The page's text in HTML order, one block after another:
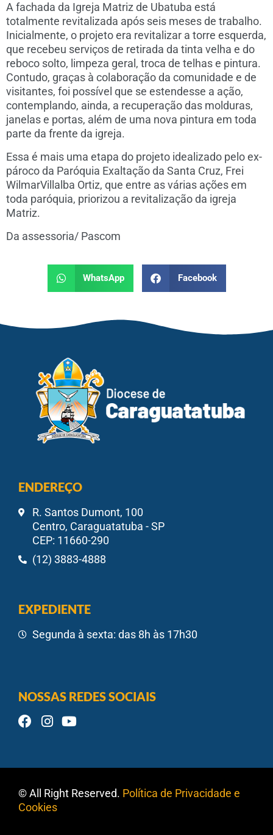
A fachada da Igreja Matriz de Ubatuba está
totalmente revitalizada após seis meses de trabalho.
Inicialmente, o projeto era revitalizar a torre esquerda,
que recebeu serviços de retirada da tinta velha e do
reboco solto, limpeza geral, troca de telhas e pintura.
Contudo, graças à colaboração da comunidade e de
visitantes, foi possível que se estendesse a ação,
contemplando, ainda, a recuperação das molduras,
janelas e portas, além de uma nova pintura em toda
parte da frente da igreja.
Essa é mais uma etapa do projeto idealizado pelo ex-
pároco da Paróquia Exaltação da Santa Cruz, Frei
WilmarVillalba Ortiz, que entre as várias ações em
toda paróquia, priorizou a revitalização da igreja
Matriz.
Da assessoria/ Pascom
WhatsApp Facebook
ENDEREÇO
R. Santos Dumont, 100
Centro, Caraguatatuba - SP
CEP: 11660-290
(12) 3883-4888
EXPEDIENTE
Segunda à sexta: das 8h às 17h30
NOSSAS REDES SOCIAIS
© All Right Reserved. Política de Privacidade e
Cookies